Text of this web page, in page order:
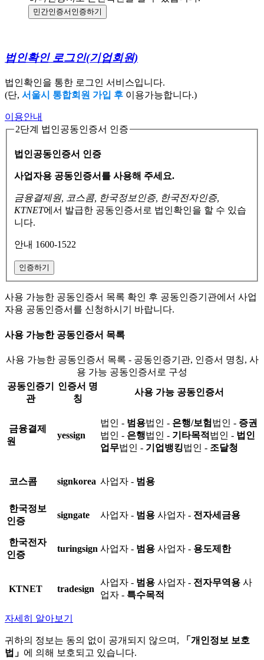
민간인증서 인증하기
법인확인 로그인(기업회원)
법인확인을 통한 로그인 서비스입니다.
(단, 서울시 통합회원 가입 후 이용가능합니다.)
이용안내
2단계 법인공동인증서 인증
법인공동인증서 인증
사업자용 공동인증서를 사용해 주세요.
금융결제원, 코스콤, 한국정보인증, 한국전자인증,
KTNET에서 발급한 공동인증서로 법인확인을 할 수 있습
니다.
안내 1600-1522
인증하기
사용 가능한 공동인증서 목록 확인 후 공동인증기관에서 사업
자용 공동인증서를 신청하시기 바랍니다.
사용 가능한 공동인증서 목록
사용 가능한 공동인증서 목록 - 공동인증기관, 인증서 명칭, 사
용 가능 공동인증서로 구성
공동인증기
관
인증서 명
칭
사용 가능 공동인증서
금융결제
원
yessign
법인 - 범용법인 - 은행/보험 법인 - 증권
법인 - 은행법인 - 기타목적 법인 - 법인
업무법인 - 기업뱅킹법인 - 조달청
코스콤 signkorea 사업자 - 범용
한국정보
인증
signgate 사업자 - 범용 사업자 - 전자세금용
한국전자
인증
turingsign 사업자 - 범용 사업자 - 용도제한
KTNET tradesign
사업자 - 범용 사업자 - 전자무역용 사
업자 - 특수목적
자세히 알아보기
귀하의 정보는 동의 없이 공개되지 않으며,
「개인정보 보호
법」 에 의해 보호되고 있습니다.